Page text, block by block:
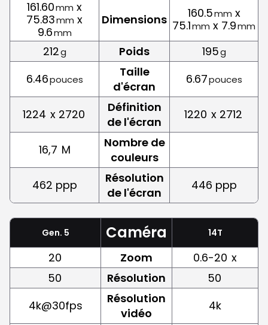
161.60mm x
75.83mm x
9.6mm
Dimensions 160.5mm x
75.1mm x 7.9mm
212g Poids 195g
6.46pouces
Taille
d'écran
6.67pouces
1224 x 2720
Définition
de l'écran
1220 x 2712
16,7 M
Nombre de
couleurs
462 ppp
Résolution
de l'écran
446 ppp
Gen. 5 Caméra 14T
20 Zoom 0.6-20 x
50
Résolution
50
4k@30fps
Résolution
vidéo
4k